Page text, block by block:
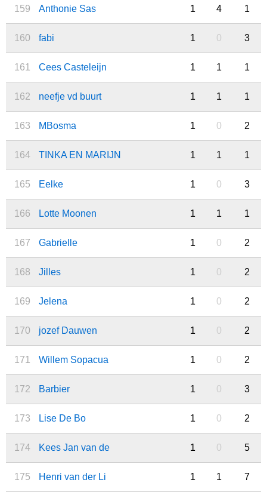
159 Anthonie Sas 1 4 1
160 fabi 1 0 3
161 Cees Casteleijn 1 1 1
162 neefje vd buurt 1 1 1
163 MBosma 1 0 2
164 TINKA EN MARIJN 1 1 1
165 Eelke 1 0 3
166 Lotte Moonen 1 1 1
167 Gabrielle 1 0 2
168 Jilles 1 0 2
169 Jelena 1 0 2
170 jozef Dauwen 1 0 2
171 Willem Sopacua 1 0 2
172 Barbier 1 0 3
173 Lise De Bo 1 0 2
174 Kees Jan van de 1 0 5
175 Henri van der Li 1 1 7